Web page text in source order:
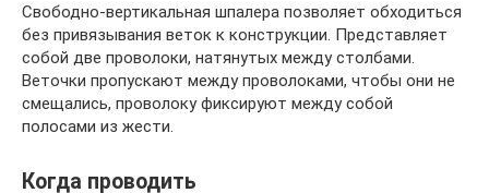
Свободно-вертикальная шпалера позволяет обходиться
без привязывания веток к конструкции. Представляет
собой две проволоки, натянутых между столбами.
Веточки пропускают между проволоками, чтобы они не
смещались, проволоку фиксируют между собой
полосами из жести.
Когда проводить